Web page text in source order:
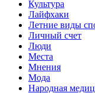
Культура
Лайфхаки
Летние виды
Личный счет
Люди
Места
Мнения
Мода
Народная